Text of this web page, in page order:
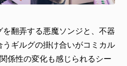
翻弄する悪魔ソンジと、不器
うギルグの掛け合いがコミカル
係性の変化も感じられるシー